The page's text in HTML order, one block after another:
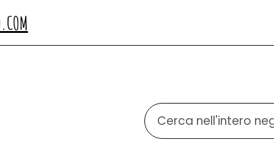
Cerca
Prodotto